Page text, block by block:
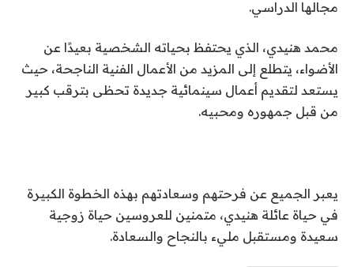
مجالها الدراسي.
محمد هنيدي، الذي يحتفظ بحياته الشخصية بعيدًا عن
الأضواء، يتطلع إلى المزيد من الأعمال الفنية الناجحة، حيث
يستعد لتقديم أعمال سينمائية جديدة تحظى بترقب كبير
من قبل جمهوره ومحبيه.
يعبر الجميع عن فرحتهم وسعادتهم بهذه الخطوة الكبيرة
في حياة عائلة هنيدي، متمنين للعروسين حياة زوجية
سعيدة ومستقبل مليء بالنجاح والسعادة.